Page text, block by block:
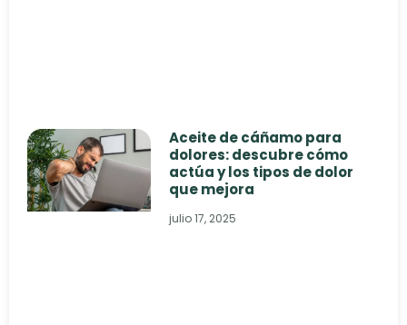
Aceite de cáñamo para
dolores: descubre cómo
actúa y los tipos de dolor
que mejora
julio 17, 2025